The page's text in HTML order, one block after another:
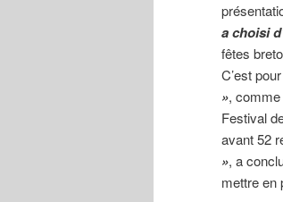
a choisi
fêtes
C’est
»,
Festival
avant 52
», a
mettre en